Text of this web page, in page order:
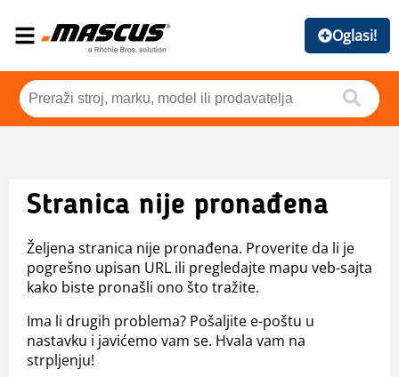
Oglasi!
Stranica nije pronađena
Željena stranica nije pronađena. Proverite da li je
pogrešno upisan URL ili pregledajte mapu veb-sajta
kako biste pronašli ono što tražite.
Ima li drugih problema? Pošaljite e-poštu u
nastavku i javićemo vam se. Hvala vam na
strpljenju!